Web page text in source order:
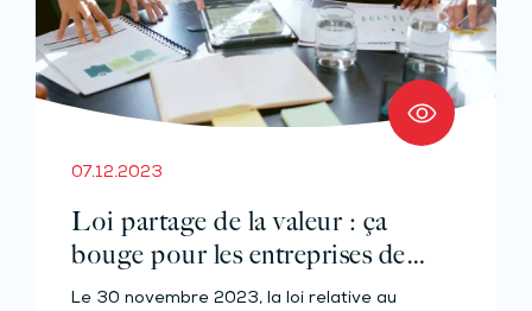
07.12.2023
Loi partage de la valeur : ça
bouge pour les entreprises de
moins de 50 salariés
Le 30 novembre 2023, la loi relative au